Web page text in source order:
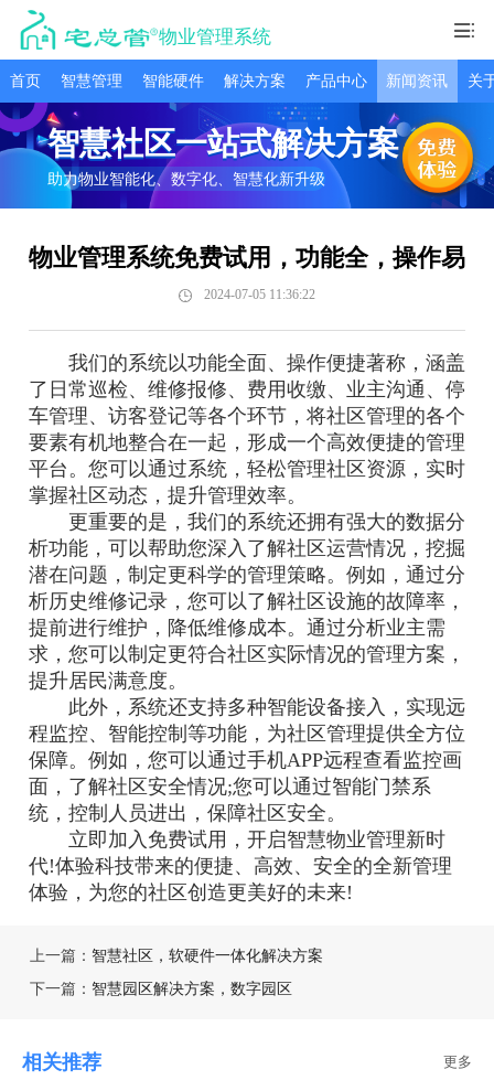
物业管理系统
首页 智慧管理 智能硬件 解决方案 产品中心 新闻资讯 关
智慧社区一站式解决方案
助力物业智能化、数字化、智慧化新升级
物业管理系统免费试用，功能全，操作易
2024-07-05 11:36:22
我们的系统以功能全面、操作便捷著称，涵盖
了日常巡检、维修报修、费用收缴、业主沟通、停
车管理、访客登记等各个环节，将社区管理的各个
要素有机地整合在一起，形成一个高效便捷的管理
平台。您可以通过系统，轻松管理社区资源，实时
掌握社区动态，提升管理效率。
更重要的是，我们的系统还拥有强大的数据分
析功能，可以帮助您深入了解社区运营情况，挖掘
潜在问题，制定更科学的管理策略。例如，通过分
析历史维修记录，您可以了解社区设施的故障率，
提前进行维护，降低维修成本。通过分析业主需
求，您可以制定更符合社区实际情况的管理方案，
提升居民满意度。
此外，系统还支持多种智能设备接入，实现远
程监控、智能控制等功能，为社区管理提供全方位
保障。例如，您可以通过手机APP远程查看监控画
面，了解社区安全情况;您可以通过智能门禁系
统，控制人员进出，保障社区安全。
立即加入免费试用，开启智慧物业管理新时
代!体验科技带来的便捷、高效、安全的全新管理
体验，为您的社区创造更美好的未来!
上一篇： 智慧社区，软硬件一体化解决方案
下一篇： 智慧园区解决方案，数字园区
相关推荐 更多